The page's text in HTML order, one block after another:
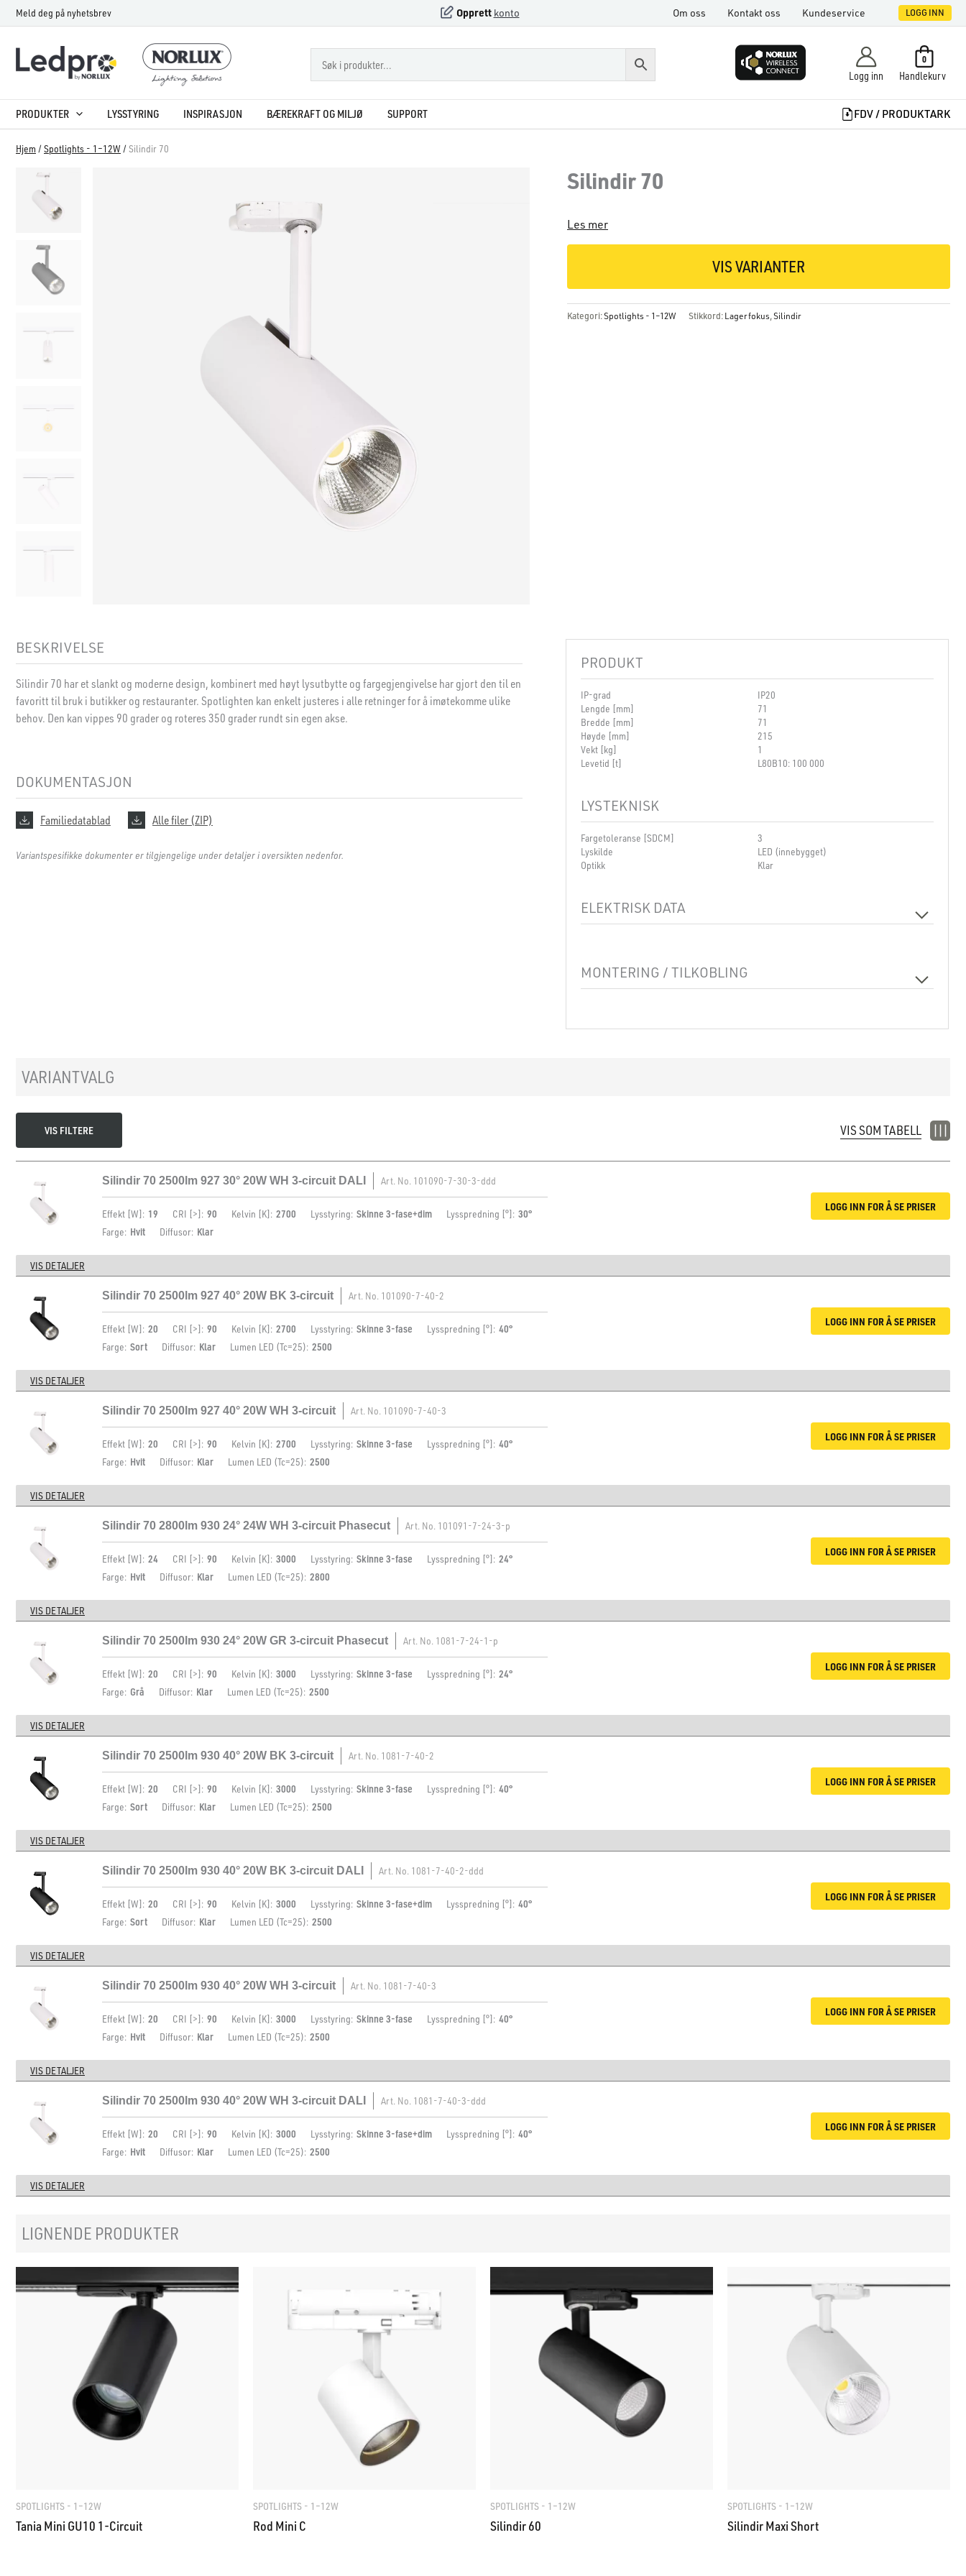
Hopp
rett
innholdet
Meld deg på nyhetsbrev Opprett konto Om oss Kontakt oss Kundeservice LOGG INN
Logg inn Handlekurv
0
PRODUKTER LYSSTYRING INSPIRASJON BÆREKRAFT OG MILJØ SUPPORT FDV / PRODUKTARK
Hjem /Spotlights - 1–12W /Silindir 70
Silindir 70
Les mer
VIS VARIANTER
Kategori:Spotlights - 1–12W Stikkord: Lagerfokus, Silindir
BESKRIVELSE
Silindir 70 har et slankt og moderne design, kombinert med høyt lysutbytte og fargegjengivelse har gjort den til en
favoritt til bruk i butikker og restauranter. Spotlighten kan enkelt justeres i alle retninger for å imøtekomme ulike
behov. Den kan vippes 90 grader og roteres 350 grader rundt sin egen akse.
DOKUMENTASJON
Familiedatablad Alle filer (ZIP)
Variantspesifikke dokumenter er tilgjengelige under detaljer i oversikten nedenfor.
PRODUKT
IP-grad
IP20
Lengde [mm]
71
Bredde [mm]
71
Høyde [mm]
215
Vekt [kg]
1
Levetid [t]
L80B10: 100 000
LYSTEKNISK
Fargetoleranse [SDCM]
3
Lyskilde
LED (innebygget)
Optikk
Klar
ELEKTRISK DATA
MONTERING / TILKOBLING
VARIANTVALG
VIS FILTERE VIS SOM TABELL
Silindir 70 2500lm 927 30° 20W WH 3-circuit DALI Art. No. 101090-7-30-3-ddd
Effekt [W]: 19 CRI [>]: 90 Kelvin [K]: 2700 Lysstyring: Skinne 3-fase+dim Lysspredning [°]: 30°
Farge: Hvit Diffusor: Klar
LOGG INN FOR Å SE PRISER
VIS DETALJER
Silindir 70 2500lm 927 40° 20W BK 3-circuit Art. No. 101090-7-40-2
Effekt [W]: 20 CRI [>]: 90 Kelvin [K]: 2700 Lysstyring: Skinne 3-fase Lysspredning [°]: 40°
Farge: Sort Diffusor: Klar Lumen LED (Tc=25): 2500
LOGG INN FOR Å SE PRISER
VIS DETALJER
Silindir 70 2500lm 927 40° 20W WH 3-circuit Art. No. 101090-7-40-3
Effekt [W]: 20 CRI [>]: 90 Kelvin [K]: 2700 Lysstyring: Skinne 3-fase Lysspredning [°]: 40°
Farge: Hvit Diffusor: Klar Lumen LED (Tc=25): 2500
LOGG INN FOR Å SE PRISER
VIS DETALJER
Silindir 70 2800lm 930 24° 24W WH 3-circuit Phasecut Art. No. 101091-7-24-3-p
Effekt [W]: 24 CRI [>]: 90 Kelvin [K]: 3000 Lysstyring: Skinne 3-fase Lysspredning [°]: 24°
Farge: Hvit Diffusor: Klar Lumen LED (Tc=25): 2800
LOGG INN FOR Å SE PRISER
VIS DETALJER
Silindir 70 2500lm 930 24° 20W GR 3-circuit Phasecut Art. No. 1081-7-24-1-p
Effekt [W]: 20 CRI [>]: 90 Kelvin [K]: 3000 Lysstyring: Skinne 3-fase Lysspredning [°]: 24°
Farge: Grå Diffusor: Klar Lumen LED (Tc=25): 2500
LOGG INN FOR Å SE PRISER
VIS DETALJER
Silindir 70 2500lm 930 40° 20W BK 3-circuit Art. No. 1081-7-40-2
Effekt [W]: 20 CRI [>]: 90 Kelvin [K]: 3000 Lysstyring: Skinne 3-fase Lysspredning [°]: 40°
Farge: Sort Diffusor: Klar Lumen LED (Tc=25): 2500
LOGG INN FOR Å SE PRISER
VIS DETALJER
Silindir 70 2500lm 930 40° 20W BK 3-circuit DALI Art. No. 1081-7-40-2-ddd
Effekt [W]: 20 CRI [>]: 90 Kelvin [K]: 3000 Lysstyring: Skinne 3-fase+dim Lysspredning [°]: 40°
Farge: Sort Diffusor: Klar Lumen LED (Tc=25): 2500
LOGG INN FOR Å SE PRISER
VIS DETALJER
Silindir 70 2500lm 930 40° 20W WH 3-circuit Art. No. 1081-7-40-3
Effekt [W]: 20 CRI [>]: 90 Kelvin [K]: 3000 Lysstyring: Skinne 3-fase Lysspredning [°]: 40°
Farge: Hvit Diffusor: Klar Lumen LED (Tc=25): 2500
LOGG INN FOR Å SE PRISER
VIS DETALJER
Silindir 70 2500lm 930 40° 20W WH 3-circuit DALI Art. No. 1081-7-40-3-ddd
Effekt [W]: 20 CRI [>]: 90 Kelvin [K]: 3000 Lysstyring: Skinne 3-fase+dim Lysspredning [°]: 40°
Farge: Hvit Diffusor: Klar Lumen LED (Tc=25): 2500
LOGG INN FOR Å SE PRISER
VIS DETALJER
LIGNENDE PRODUKTER
SPOTLIGHTS - 1–12W
Tania Mini GU10 1-Circuit
SPOTLIGHTS - 1–12W
Rod Mini C
SPOTLIGHTS - 1–12W
Silindir 60
SPOTLIGHTS - 1–12W
Silindir Maxi Short